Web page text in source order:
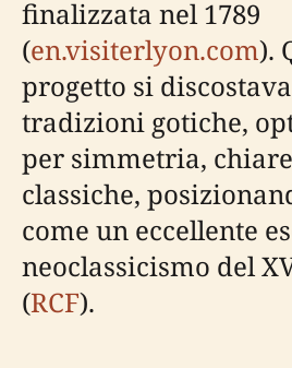
finalizzata nel 1789
(en.visiterlyon.com).
progetto si
tradizioni gotiche,
per simmetria,
classiche,
come un eccellente
neoclassicismo del
(RCF).